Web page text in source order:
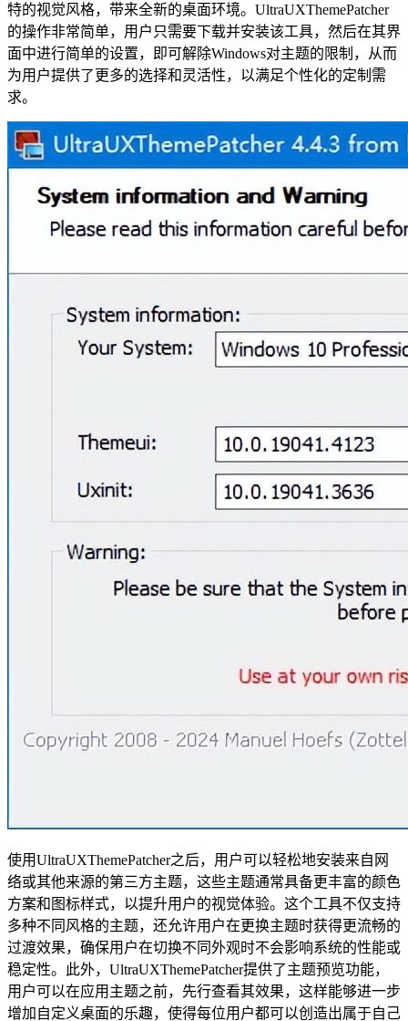
特的视觉风格，带来全新的桌面环境。UltraUXThemePatcher
的操作非常简单，用户只需要下载并安装该工具，然后在其界
面中进行简单的设置，即可解除Windows对主题的限制，从而
为用户提供了更多的选择和灵活性，以满足个性化的定制需
求。
使用UltraUXThemePatcher之后，用户可以轻松地安装来自网
络或其他来源的第三方主题，这些主题通常具备更丰富的颜色
方案和图标样式，以提升用户的视觉体验。这个工具不仅支持
多种不同风格的主题，还允许用户在更换主题时获得更流畅的
过渡效果，确保用户在切换不同外观时不会影响系统的性能或
稳定性。此外，UltraUXThemePatcher提供了主题预览功能，
用户可以在应用主题之前，先行查看其效果，这样能够进一步
增加自定义桌面的乐趣，使得每位用户都可以创造出属于自己